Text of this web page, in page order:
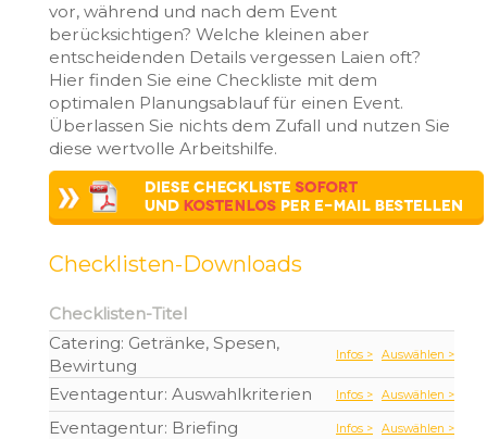
vor, während und nach dem Event
berücksichtigen? Welche kleinen aber
entscheidenden Details vergessen Laien oft?
Hier finden Sie eine Checkliste mit dem
optimalen Planungsablauf für einen Event.
Überlassen Sie nichts dem Zufall und nutzen Sie
diese wertvolle Arbeitshilfe.
Checklisten-Downloads
Checklisten-Titel
Catering: Getränke, Spesen,
Bewirtung
Infos > Auswählen >
Eventagentur: Auswahlkriterien Infos > Auswählen >
Eventagentur: Briefing Infos > Auswählen >